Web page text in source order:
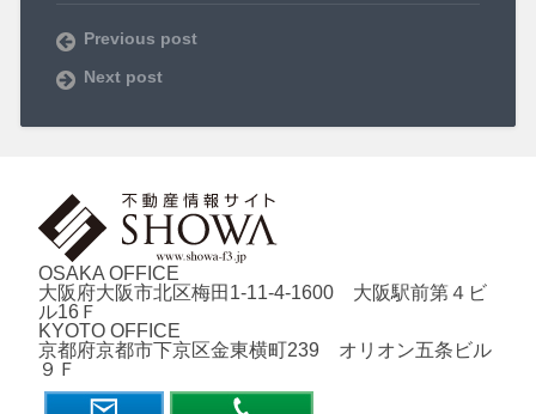
Previous post
Next post
OSAKA OFFICE
大阪府大阪市北区梅田1-11-4-1600 大阪駅前第４ビ
ル16Ｆ
KYOTO OFFICE
京都府京都市下京区金東横町239 オリオン五条ビル
９Ｆ